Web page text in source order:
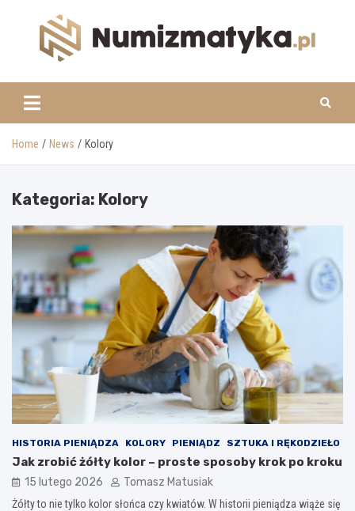
www.numizmatyka.pl
Home News Kolory
Kategoria: Kolory
HISTORIA PIENIĄDZA KOLORY PIENIĄDZ SZTUKA I RĘKODZIEŁO
Jak zrobić żółty kolor – proste sposoby krok po kroku
15 lutego 2026 Tomasz Matusiak
Żółty to nie tylko kolor słońca czy kwiatów. W historii pieniądza wiąże się